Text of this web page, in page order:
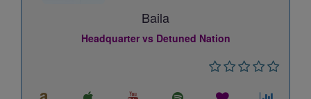
Baila
Headquarter vs Detuned Nation